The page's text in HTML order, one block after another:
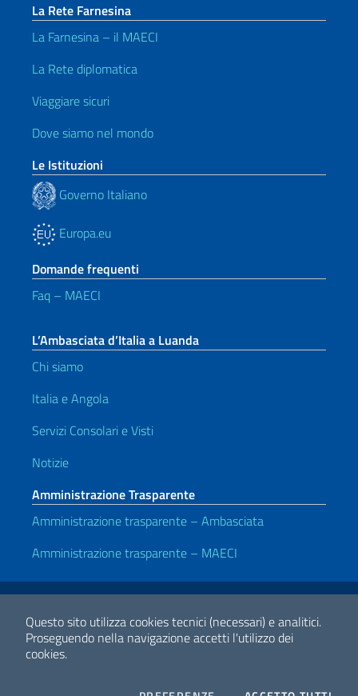
Questo sito utilizza cookies tecnici (necessari) e analitici.
Proseguendo nella navigazione accetti l'utilizzo dei
cookies.
La Rete Farnesina
La Farnesina – il MAECI
La Rete diplomatica
Viaggiare sicuri
Dove siamo nel mondo
Le Istituzioni
Governo Italiano
Europa.eu
Domande frequenti
Faq – MAECI
L’Ambasciata d’Italia a Luanda
Chi siamo
Italia e Angola
Servizi Consolari e Visti
Notizie
Amministrazione Trasparente
Amministrazione trasparente – Ambasciata
Amministrazione trasparente – MAECI
Link Utili